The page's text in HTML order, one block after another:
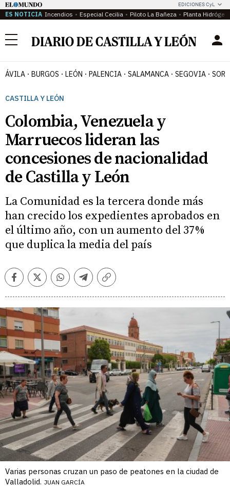
EDICIONES CyL
ES NOTICIA Incendios Especial Cecilia Piloto La Bañeza Planta
Menú
ÁVILA BURGOS LEÓN PALENCIA SALAMANCA SEGOVIA
CASTILLA Y LEÓN
Colombia, Venezuela y
Marruecos lideran las
concesiones de nacionalidad
de Castilla y León
La Comunidad es la tercera donde más
han crecido los expedientes aprobados en
el último año, con un aumento del 37%
que duplica la media del país
FacebookTwitterWhatsappTelegramCopiar
Varias personas cruzan un paso de peatones en la ciudad de
Valladolid. JUAN GARCÍA